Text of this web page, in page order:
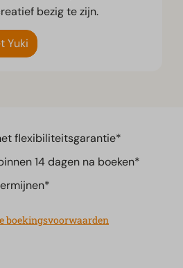
bezig te zijn.
Yuki
flexibiliteitsgarantie*
14 dagen na boeken*
boekingsvoorwaarden